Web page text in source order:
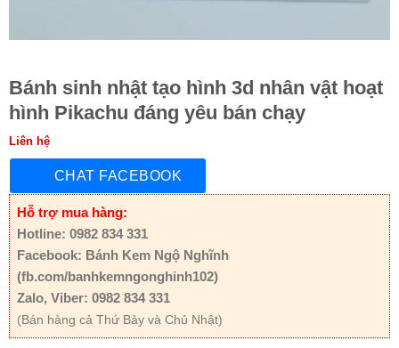
Bánh sinh nhật tạo hình 3d nhân vật hoạt
hình Pikachu đáng yêu bán chạy
Liên hệ
CHAT FACEBOOK
Hỗ trợ mua hàng:
Hotline: 0982 834 331
Facebook: Bánh Kem Ngộ Nghĩnh
(fb.com/banhkemngonghinh102)
Zalo, Viber: 0982 834 331
(Bán hàng cả Thứ Bảy và Chủ Nhật)